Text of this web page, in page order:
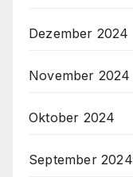
Dezember 2024
November 2024
Oktober 2024
September 2024